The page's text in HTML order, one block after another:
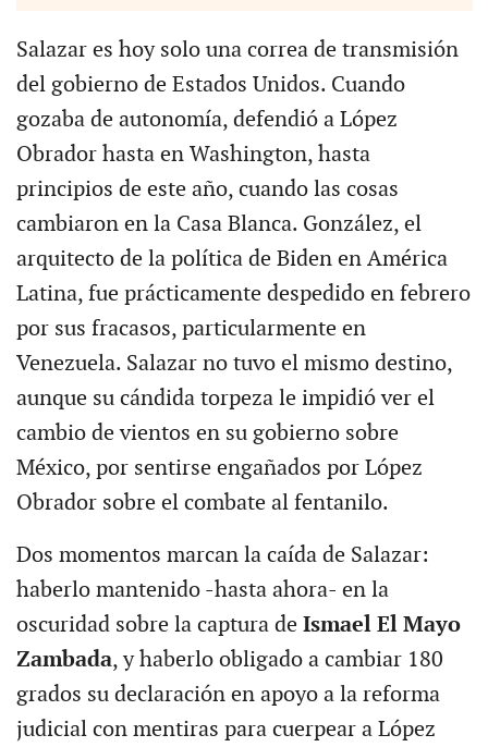
Salazar es hoy solo una correa de transmisión
del gobierno de Estados Unidos. Cuando
gozaba de autonomía, defendió a López
Obrador hasta en Washington, hasta
principios de este año, cuando las cosas
cambiaron en la Casa Blanca. González, el
arquitecto de la política de Biden en América
Latina, fue prácticamente despedido en febrero
por sus fracasos, particularmente en
Venezuela. Salazar no tuvo el mismo destino,
aunque su cándida torpeza le impidió ver el
cambio de vientos en su gobierno sobre
México, por sentirse engañados por López
Obrador sobre el combate al fentanilo.
Dos momentos marcan la caída de Salazar:
haberlo mantenido -hasta ahora- en la
oscuridad sobre la captura de Ismael El Mayo
Zambada, y haberlo obligado a cambiar 180
grados su declaración en apoyo a la reforma
judicial con mentiras para cuerpear a López